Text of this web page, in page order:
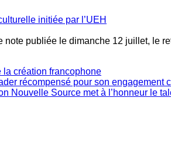
initiée par l’UEH
note publiée le dimanche 12 juillet,
la création francophone
récompensé pour son engagement
Nouvelle Source met à l’honneur le